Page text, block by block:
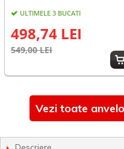
ULTIMELE 3 BUCATI
498,74 LEI
549,00 LEI
Vezi toate